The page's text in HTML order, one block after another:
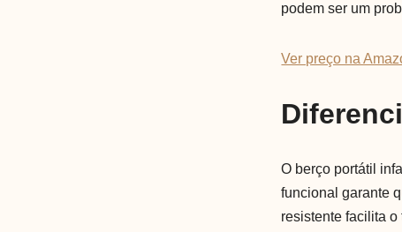
podem ser um
Ver preço na
O berço portátil
funcional garante
resistente facilita